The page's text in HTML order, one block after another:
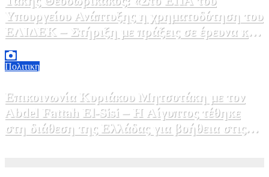
Υπουργείου Ανάπτυξης η χρηματοδότηση του
ΕΛΙΔΕΚ – Στήριξη με πράξεις σε έρευνα και
καινοτομία»
Πολιτικη
Επικοινωνία Κυριάκου Μητσοτάκη με τον
Abdel Fattah El-Sisi – Η Αίγυπτος τέθηκε
στη διάθεση της Ελλάδας για βοήθεια στις